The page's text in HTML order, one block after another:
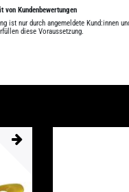
von Kundenbewertungen
ist nur durch angemeldete Kund:innen
diese Voraussetzung.